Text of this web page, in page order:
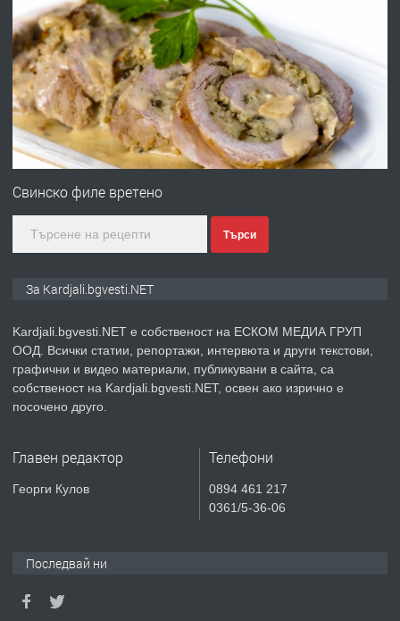
ПРЕДЛАГА
Заведение /ресторант, бистро/ в с.
Чакаларово, община Кирково
преди 7 месеца
ПРЕДЛАГА
Гараж под наем в супер център
на язовир Студен кладенец 331м2 |
преди 1 година
ПРЕДЛАГА
Курс
Свинско филе вретено
Търси
За Kardjali.bgvesti.NET
Kardjali.bgvesti.NET е собственост на ЕСКОМ МЕДИА ГРУП
ООД. Всички статии, репортажи, интервюта и други текстови,
графични и видео материали, публикувани в сайта, са
собственост на Kardjali.bgvesti.NET, освен ако изрично е
посочено друго.
Главен редактор
Георги Кулов
Телефони
0894 461 217
0361/5-36-06
Последвай ни